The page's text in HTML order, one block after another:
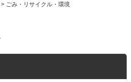
> ごみ・リサイクル・環境